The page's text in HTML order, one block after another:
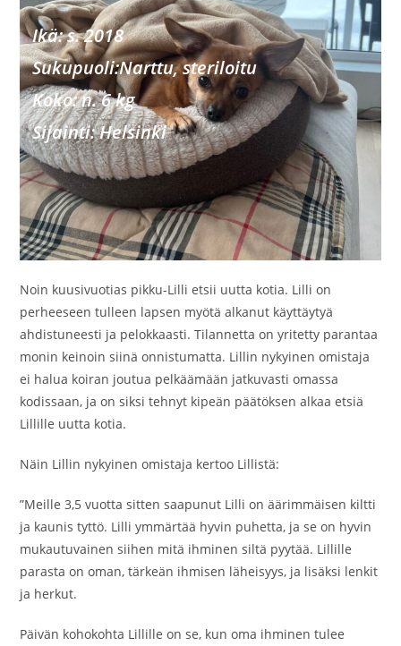
Ikä: s. 2018
Sukupuoli:Narttu, steriloitu
Koko: n. 6 kg
Sijainti: Helsinki
Noin kuusivuotias pikku-Lilli etsii uutta kotia. Lilli on
perheeseen tulleen lapsen myötä alkanut käyttäytyä
ahdistuneesti ja pelokkaasti. Tilannetta on yritetty parantaa
monin keinoin siinä onnistumatta. Lillin nykyinen omistaja
ei halua koiran joutua pelkäämään jatkuvasti omassa
kodissaan, ja on siksi tehnyt kipeän päätöksen alkaa etsiä
Lillille uutta kotia.
Näin Lillin nykyinen omistaja kertoo Lillistä:
”Meille 3,5 vuotta sitten saapunut Lilli on äärimmäisen kiltti
ja kaunis tyttö. Lilli ymmärtää hyvin puhetta, ja se on hyvin
mukautuvainen siihen mitä ihminen siltä pyytää. Lillille
parasta on oman, tärkeän ihmisen läheisyys, ja lisäksi lenkit
ja herkut.
Päivän kohokohta Lillille on se, kun oma ihminen tulee